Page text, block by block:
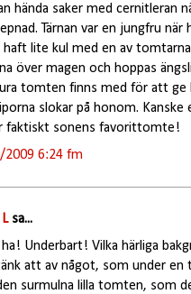
hända saker med cernitleran
Tärnan var en jungfru
lite kul med en av
över magen och hoppas
tomten finns med för att
slokar på honom.
faktiskt sonens favorittomte!
2009 6:24 fm
sa...
ha! Underbart! Vilka härliga
att av något, som under en
surmulna lilla tomten, som